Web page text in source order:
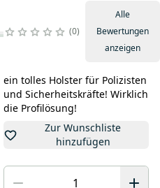
0
Alle
Bewertungen
anzeigen
ein tolles Holster für Polizisten
und Sicherheitskräfte! Wirklich
die Profilösung!
Zur Wunschliste
hinzufügen